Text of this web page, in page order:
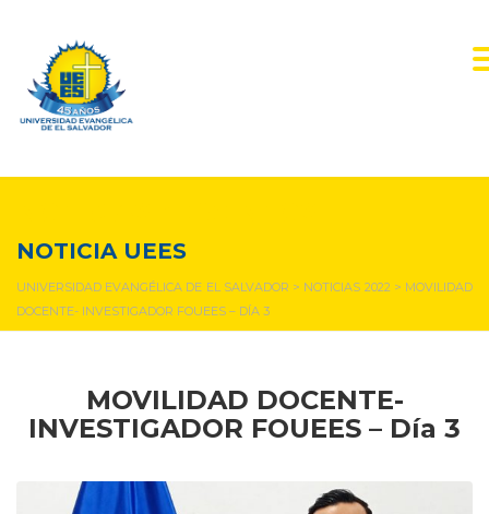
NOTICIA UEES
UNIVERSIDAD EVANGÉLICA DE EL SALVADOR > NOTICIAS 2022> MOVILIDAD
DOCENTE- INVESTIGADOR FOUEES – DÍA 3
MOVILIDAD DOCENTE-
INVESTIGADOR FOUEES – Día 3